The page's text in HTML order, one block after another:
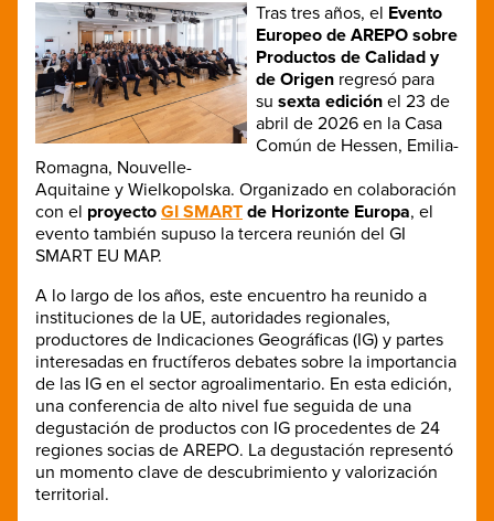
Tras tres años, el Evento
Europeo de AREPO sobre
Productos de Calidad y
de Origen regresó para
su sexta edición el 23 de
abril de 2026 en la Casa
Común de Hessen, Emilia-
Romagna, Nouvelle-
Aquitaine y Wielkopolska. Organizado en colaboración
con el proyecto GI SMART de Horizonte Europa, el
evento también supuso la tercera reunión del GI
SMART EU MAP.
A lo largo de los años, este encuentro ha reunido a
instituciones de la UE, autoridades regionales,
productores de Indicaciones Geográficas (IG) y partes
interesadas en fructíferos debates sobre la importancia
de las IG en el sector agroalimentario. En esta edición,
una conferencia de alto nivel fue seguida de una
degustación de productos con IG procedentes de 24
regiones socias de AREPO. La degustación representó
un momento clave de descubrimiento y valorización
territorial.